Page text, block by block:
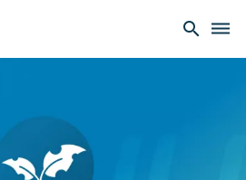
search dehaze